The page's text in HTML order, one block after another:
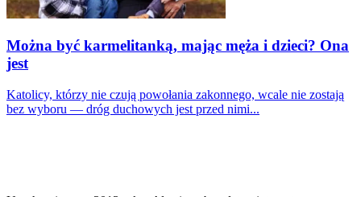
Można być karmelitanką, mając męża i dzieci? Ona
jest
Katolicy, którzy nie czują powołania zakonnego, wcale nie zostają
bez wyboru — dróg duchowych jest przed nimi...